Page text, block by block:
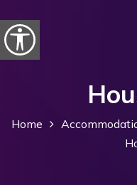
Open accessibility options
Home